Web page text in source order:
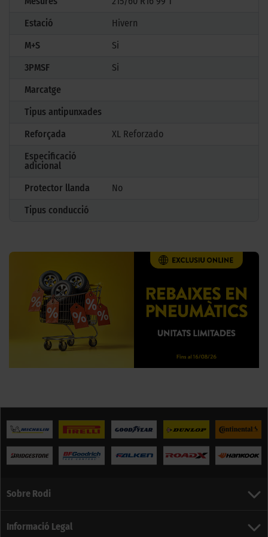
Estació
Hivern
M+S
Si
3PMSF
Si
Marcatge
Tipus antipunxades
Reforçada
XL Reforzado
Especificació
adicional
Protector llanda
No
Tipus conducció
Sobre Rodi
Informació Legal